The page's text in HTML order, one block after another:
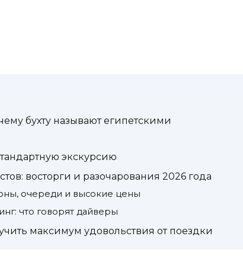
бухту называют египетскими
экскурсию
восторги и разочарования 2026 года
очереди и высокие цены
что говорят дайверы
максимум удовольствия от поездки